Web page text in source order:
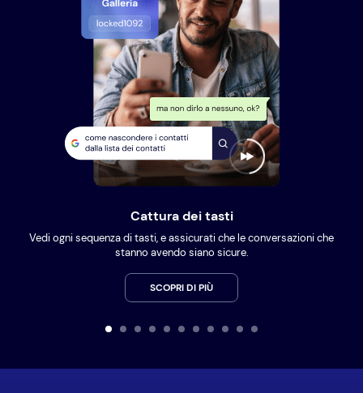
Cattura dei tasti
Vedi ogni sequenza di tasti, e assicurati che le conversazioni che
stanno avendo siano sicure.
SCOPRI DI PIÙ